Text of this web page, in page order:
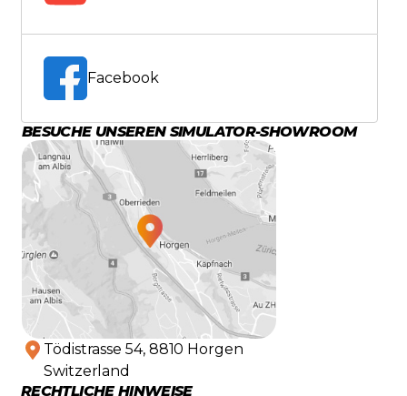
Facebook
BESUCHE UNSEREN SIMULATOR-SHOWROOM
Tödistrasse 54, 8810 Horgen
Switzerland
RECHTLICHE HINWEISE